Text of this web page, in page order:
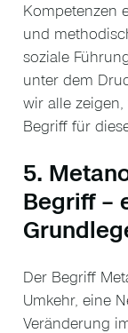
Kompetenzen
und
soziale
unter dem
wir alle
Begriff für
5.
Begriff –
Der Begriff
Umkehr, eine
Veränderung